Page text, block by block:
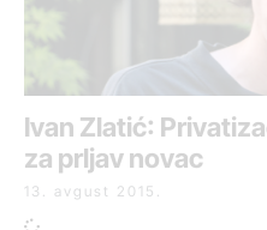
Ivan Zlatić:
za prljav novac
13. avgust 2015.